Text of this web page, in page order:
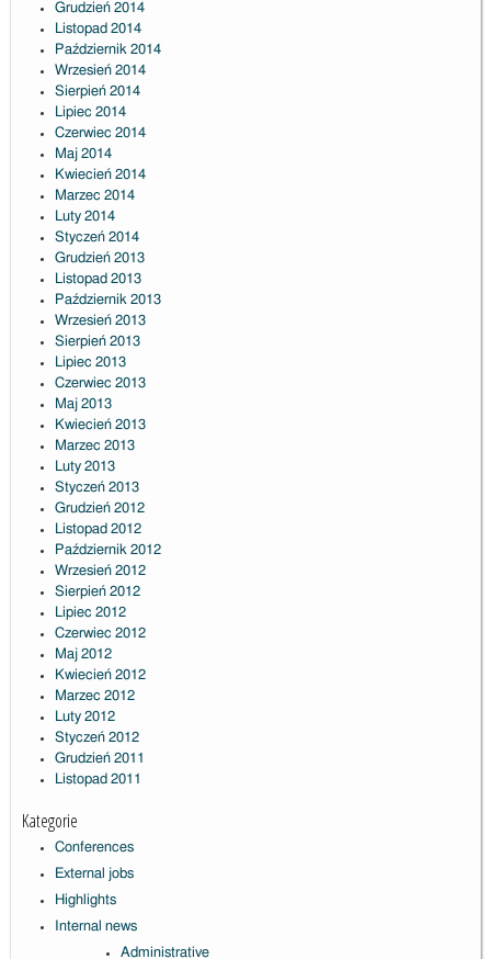
Grudzień 2014
Listopad 2014
Październik 2014
Wrzesień 2014
Sierpień 2014
Lipiec 2014
Czerwiec 2014
Maj 2014
Kwiecień 2014
Marzec 2014
Luty 2014
Styczeń 2014
Grudzień 2013
Listopad 2013
Październik 2013
Wrzesień 2013
Sierpień 2013
Lipiec 2013
Czerwiec 2013
Maj 2013
Kwiecień 2013
Marzec 2013
Luty 2013
Styczeń 2013
Grudzień 2012
Listopad 2012
Październik 2012
Wrzesień 2012
Sierpień 2012
Lipiec 2012
Czerwiec 2012
Maj 2012
Kwiecień 2012
Marzec 2012
Luty 2012
Styczeń 2012
Grudzień 2011
Listopad 2011
Kategorie
Conferences
External jobs
Highlights
Internal news
Administrative